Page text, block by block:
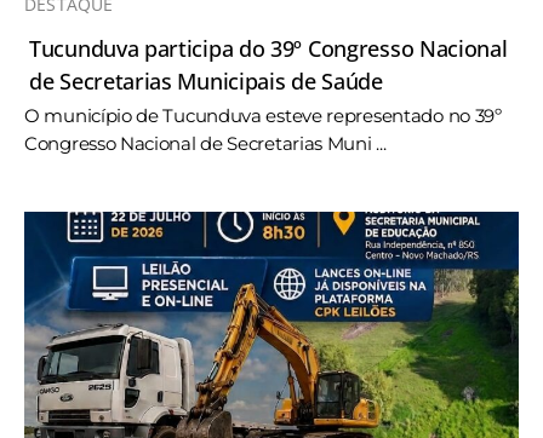
Tucunduva participa do 39º Congresso Nacional
de Secretarias Municipais de Saúde
O município de Tucunduva esteve representado no 39º
Congresso Nacional de Secretarias Muni ...